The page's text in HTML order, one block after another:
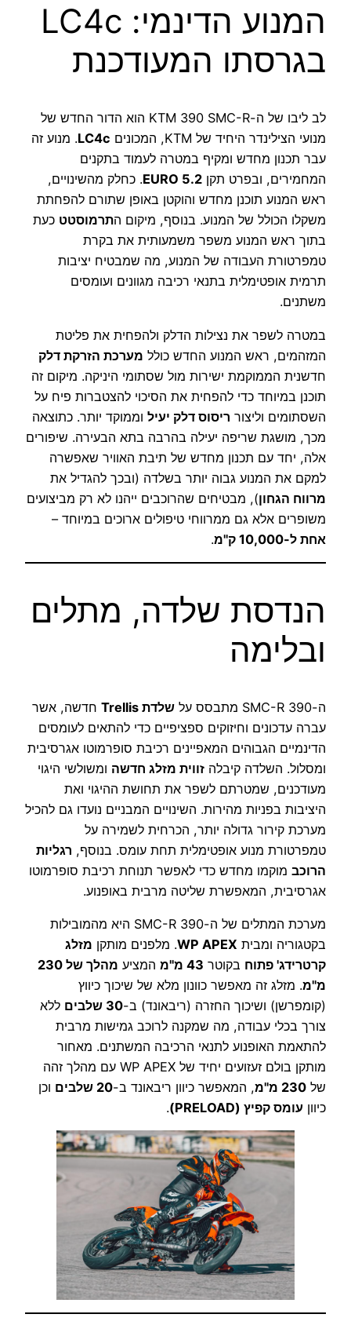
המנוע הדינמי: LC4c
בגרסתו המעודכנת
לב ליבו של ה-KTM 390 SMC-R הוא הדור החדש של
מנועי הצילינדר היחיד של KTM, המכונים
LC4c. מנוע זה
עבר תכנון מחדש ומקיף במטרה לעמוד בתקנים
המחמירים, ובפרט תקן EURO 5.2. כחלק מהשינויים,
ראש המנוע תוכנן מחדש והוקטן באופן שתורם להפחתת
משקלו הכולל של המנוע. בנוסף, מיקום התרמוסטט כעת
בתוך ראש המנוע משפר משמעותית את בקרת
טמפרטורת העבודה של המנוע, מה שמבטיח יציבות
תרמית אופטימלית בתנאי רכיבה מגוונים ועומסים
משתנים.
במטרה לשפר את נצילות הדלק ולהפחית את פליטת
המזהמים, ראש המנוע החדש כולל מערכת הזרקת דלק
חדשנית הממוקמת ישירות מול שסתומי היניקה. מיקום זה
תוכנן במיוחד כדי להפחית את הסיכוי להצטברות פיח על
השסתומים וליצור ריסוס דלק יעיל וממוקד יותר. כתוצאה
מכך, מושגת שריפה יעילה בהרבה בתא הבעירה. שיפורים
אלה, יחד עם תכנון מחדש של תיבת האוויר שאפשרה
למקם את המנוע גבוה יותר בשלדה (ובכך להגדיל את
מרווח הגחון), מבטיחים שהרוכבים ייהנו לא רק מביצועים
משופרים אלא גם ממרווחי טיפולים ארוכים במיוחד –
אחת ל-10,000 ק"מ
.
הנדסת שלדה, מתלים
ובלימה
ה-390 SMC-R מתבסס על שלדת Trellis
חדשה, אשר
עברה עדכונים וחיזוקים ספציפיים כדי להתאים לעומסים
הדינמיים הגבוהים המאפיינים רכיבת סופרמוטו אגרסיבית
ומסלול. השלדה קיבלה זווית מזלג חדשה ומשולשי היגוי
מעודכנים, שמטרתם לשפר את תחושת ההיגוי ואת
היציבות בפניות מהירות. השינויים המבניים נועדו גם להכיל
מערכת קירור גדולה יותר, הכרחית לשמירה על
טמפרטורת מנוע אופטימלית תחת עומס. בנוסף, רגליות
הרוכב מוקמו מחדש כדי לאפשר תנוחת רכיבת סופרמוטו
אגרסיבית, המאפשרת שליטה מרבית באופנוע.
מערכת המתלים של ה-390 SMC-R היא מהמובילות
בקטגוריה ומבית WP APEX. מלפנים מותקן מזלג
קרטרידג' פתוח בקוטר 43 מ"מ המציע
מהלך של 230
מ"מ. מזלג זה מאפשר כוונון מלא של שיכוך כיווץ
(קומפרשן) ושיכוך החזרה (ריבאונד) ב-30 שלבים
ללא
צורך בכלי עבודה, מה שמקנה לרוכב גמישות מרבית
להתאמת האופנוע לתנאי הרכיבה המשתנים. מאחור
מותקן בולם זעזועים יחיד של WP APEX עם מהלך זהה
של 230 מ"מ , המאפשר כיוון ריבאונד ב-20 שלבים
וכן
כיוון עומס קפיץ (PRELOAD) .